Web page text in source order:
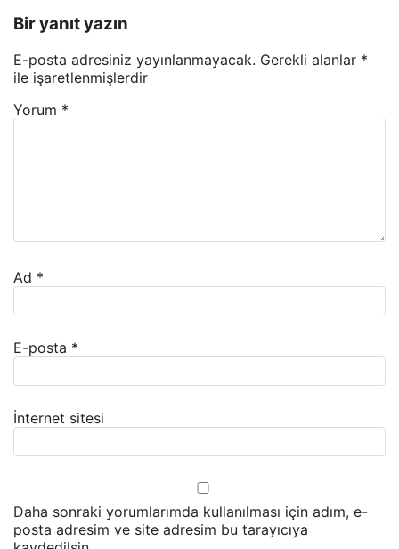
Bir yanıt yazın
E-posta adresiniz yayınlanmayacak. Gerekli alanlar *
ile işaretlenmişlerdir
Yorum *
Ad *
E-posta *
İnternet sitesi
Daha sonraki yorumlarımda kullanılması için adım, e-
posta adresim ve site adresim bu tarayıcıya